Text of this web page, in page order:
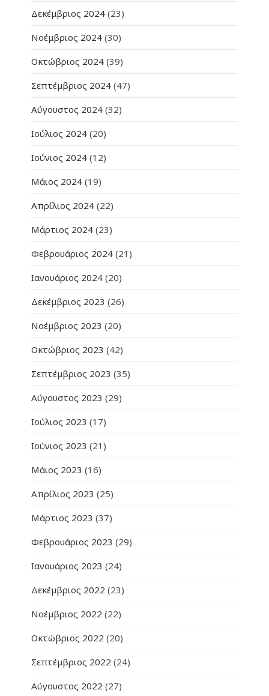
Δεκέμβριος 2024 (23)
Νοέμβριος 2024 (30)
Οκτώβριος 2024 (39)
Σεπτέμβριος 2024 (47)
Αύγουστος 2024 (32)
Ιούλιος 2024 (20)
Ιούνιος 2024 (12)
Μάιος 2024 (19)
Απρίλιος 2024 (22)
Μάρτιος 2024 (23)
Φεβρουάριος 2024 (21)
Ιανουάριος 2024 (20)
Δεκέμβριος 2023 (26)
Νοέμβριος 2023 (20)
Οκτώβριος 2023 (42)
Σεπτέμβριος 2023 (35)
Αύγουστος 2023 (29)
Ιούλιος 2023 (17)
Ιούνιος 2023 (21)
Μάιος 2023 (16)
Απρίλιος 2023 (25)
Μάρτιος 2023 (37)
Φεβρουάριος 2023 (29)
Ιανουάριος 2023 (24)
Δεκέμβριος 2022 (23)
Νοέμβριος 2022 (22)
Οκτώβριος 2022 (20)
Σεπτέμβριος 2022 (24)
Αύγουστος 2022 (27)